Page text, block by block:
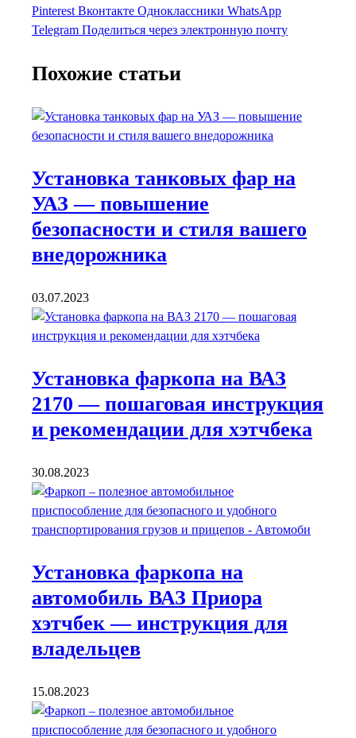
Pinterest Вконтакте Одноклассники WhatsApp
Telegram Поделиться через электронную почту
Похожие статьи
Установка танковых фар на
УАЗ — повышение
безопасности и стиля вашего
внедорожника
03.07.2023
Установка фаркопа на ВАЗ
2170 — пошаговая инструкция
и рекомендации для хэтчбека
30.08.2023
Установка фаркопа на
автомобиль ВАЗ Приора
хэтчбек — инструкция для
владельцев
15.08.2023